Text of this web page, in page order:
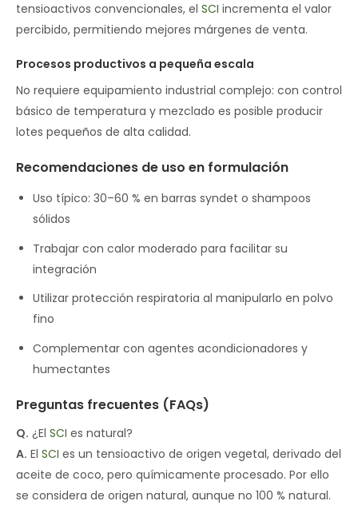
tensioactivos convencionales, el SCI incrementa el valor
percibido, permitiendo mejores márgenes de venta.
Procesos productivos a pequeña escala
No requiere equipamiento industrial complejo: con control
básico de temperatura y mezclado es posible producir
lotes pequeños de alta calidad.
Recomendaciones de uso en formulación
Uso típico: 30–60 % en barras syndet o shampoos
sólidos
Trabajar con calor moderado para facilitar su
integración
Utilizar protección respiratoria al manipularlo en polvo
fino
Complementar con agentes acondicionadores y
humectantes
Preguntas frecuentes (FAQs)
Q. ¿El SCI es natural?
A. El SCI es un tensioactivo de origen vegetal, derivado del
aceite de coco, pero químicamente procesado. Por ello
se considera de origen natural, aunque no 100 % natural.